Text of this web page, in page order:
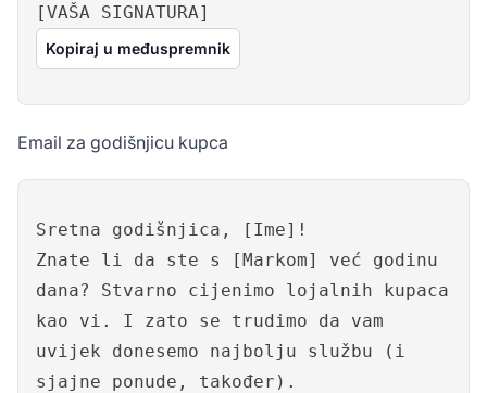
[VAŠA SIGNATURA]
Kopiraj u međuspremnik
Email za godišnjicu kupca
Sretna godišnjica, [Ime]!
Znate li da ste s [Markom] već godinu
dana? Stvarno cijenimo lojalnih kupaca
kao vi. I zato se trudimo da vam
uvijek donesemo najbolju službu (i
sjajne ponude, također).